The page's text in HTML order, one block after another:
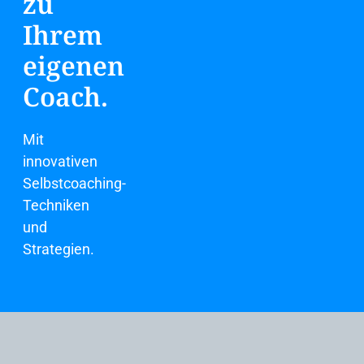
Ihrem
eigenen
Coach.
Mit
innovativen
Selbstcoaching-
Techniken
und
Strategien.